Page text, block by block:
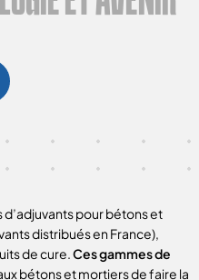
pour bétons et
distribués en France),
de cure.Ces gammes de
bétons et mortiers de faire la